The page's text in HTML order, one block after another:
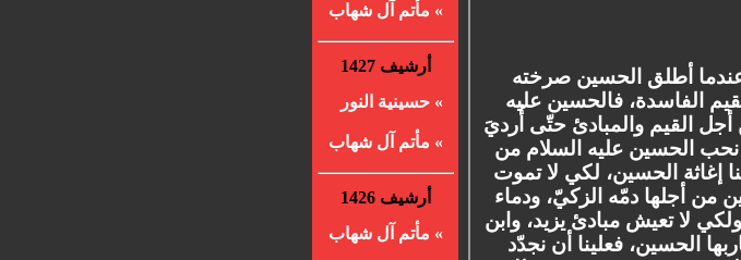
» مأتم آل شهاب
أرشيف 1427
» حسينية النور
» مأتم آل شهاب
أرشيف 1426
» مأتم آل شهاب